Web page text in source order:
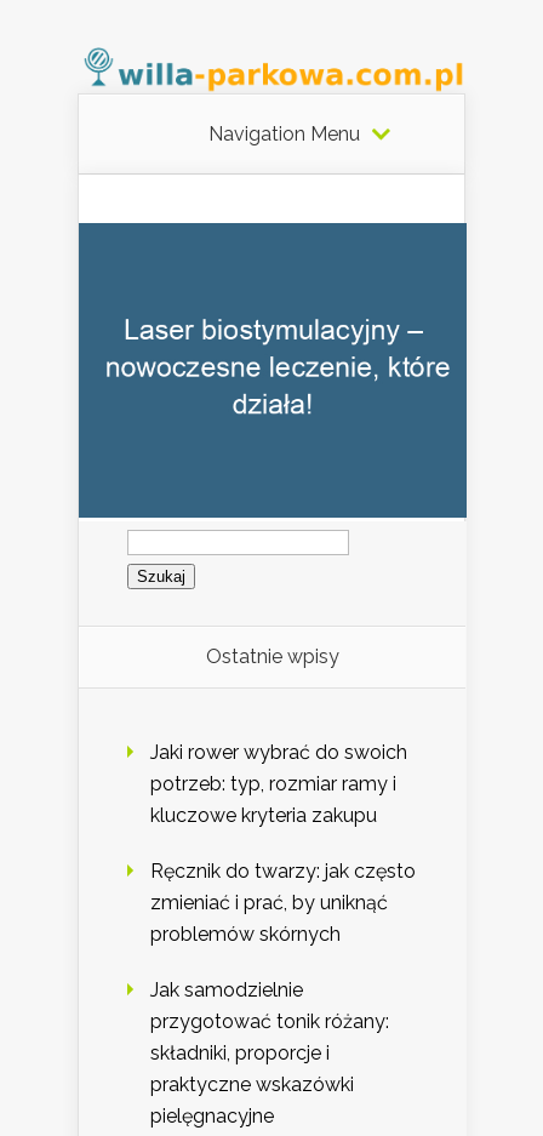
Navigation Menu
Szukaj:
Ostatnie wpisy
Jaki rower wybrać do swoich
potrzeb: typ, rozmiar ramy i
kluczowe kryteria zakupu
Ręcznik do twarzy: jak często
zmieniać i prać, by uniknąć
problemów skórnych
Jak samodzielnie
przygotować tonik różany:
składniki, proporcje i
praktyczne wskazówki
pielęgnacyjne